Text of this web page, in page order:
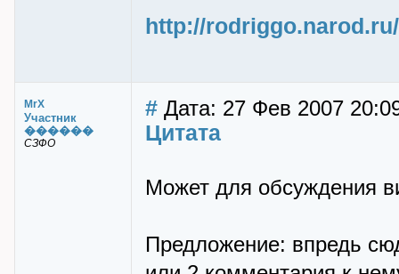
http://
MrX
Участник
������
СЗФО
# Дата: 27 Фев 2007
Цитата
Может для обсуждения
Предложение: впредь